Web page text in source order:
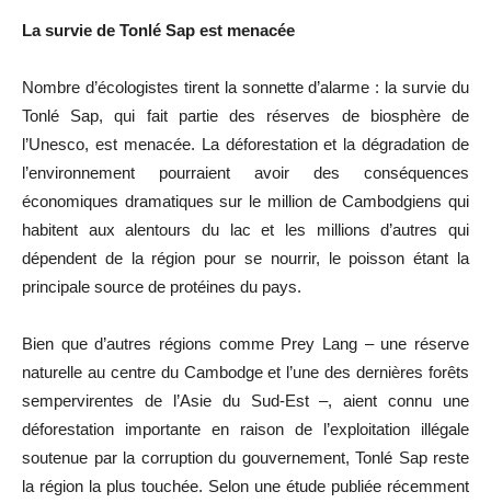
La survie de Tonlé Sap est menacée
Nombre d’écologistes tirent la sonnette d’alarme : la survie du
Tonlé Sap, qui fait partie des réserves de biosphère de
l’Unesco, est menacée. La déforestation et la dégradation de
l’environnement pourraient avoir des conséquences
économiques dramatiques sur le million de Cambodgiens qui
habitent aux alentours du lac et les millions d’autres qui
dépendent de la région pour se nourrir, le poisson étant la
principale source de protéines du pays.
Bien que d’autres régions comme Prey Lang – une réserve
naturelle au centre du Cambodge et l’une des dernières forêts
sempervirentes de l’Asie du Sud-Est –, aient connu une
déforestation importante en raison de l’exploitation illégale
soutenue par la corruption du gouvernement, Tonlé Sap reste
la région la plus touchée. Selon une étude publiée récemment